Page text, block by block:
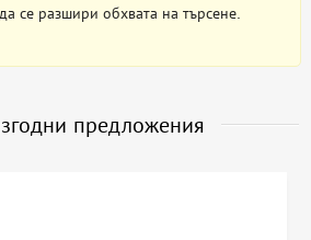
се разшири обхвата на търсене.
предложения